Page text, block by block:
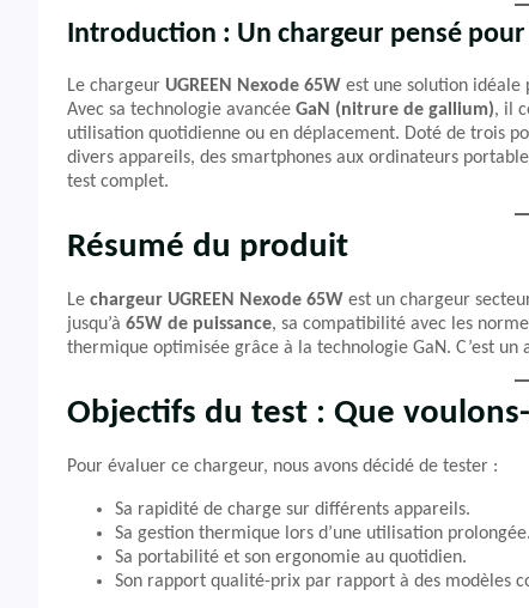
Introduction : Un chargeur pensé
Le chargeur UGREEN Nexode 65W est une solution idéale
Avec sa technologie avancée GaN (nitrure de gallium), il
utilisation quotidienne ou en déplacement. Doté de trois
divers appareils, des smartphones aux ordinateurs
test complet.
Résumé du produit
Le chargeur UGREEN Nexode 65W est un chargeur
jusqu’à 65W de puissance, sa compatibilité avec les
thermique optimisée grâce à la technologie GaN. C’est
Objectifs du test : Que
Pour évaluer ce chargeur, nous avons décidé de tester :
Sa rapidité de charge sur différents appareils.
Sa gestion thermique lors d’une utilisation prolongée.
Sa portabilité et son ergonomie au quotidien.
Son rapport qualité-prix par rapport à des modèles